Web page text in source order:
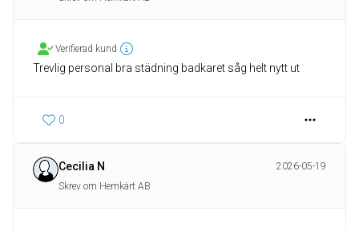
Verifierad kund
Trevlig personal bra städning badkaret såg helt nytt ut
0
Cecilia N
2026-05-19
Skrev om Hemkärt AB